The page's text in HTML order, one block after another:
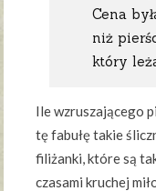
Cena
niż
który
Ile wzruszającego
tę fabułę takie
filiżanki, które są
czasami kruchej